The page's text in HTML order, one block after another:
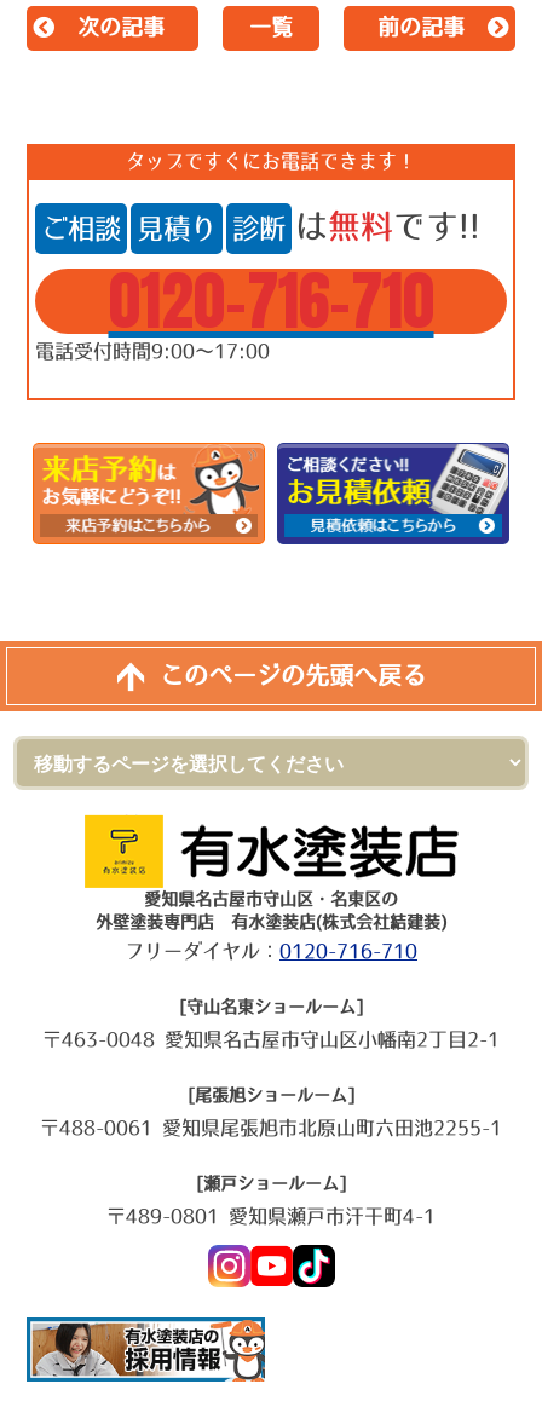
次の記事 一覧 前の記事
タップですぐにお電話できます！
ご相談 見積り 診断 は無料です!!
0120-716-710
電話受付時間9:00～17:00
このページの先頭へ戻る
愛知県名古屋市守山区・名東区の
外壁塗装専門店 有水塗装店(株式会社結建装)
フリーダイヤル： 0120-716-710
[守山名東ショールーム]
〒463-0048 愛知県名古屋市守山区小幡南2丁目2-1
[尾張旭ショールーム]
〒488-0061 愛知県尾張旭市北原山町六田池2255-1
[瀬戸ショールーム]
〒489-0801 愛知県瀬戸市汗干町4-1